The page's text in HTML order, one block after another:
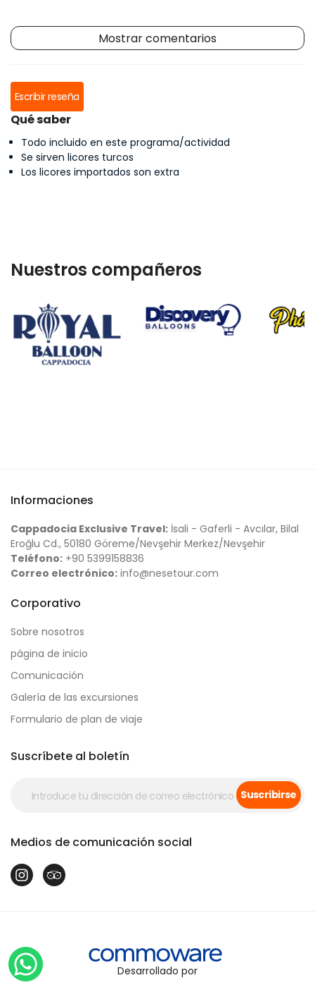
Mostrar comentarios
Escribir reseña
Qué saber
Todo incluido en este programa/actividad
Se sirven licores turcos
Los licores importados son extra
Nuestros compañeros
Informaciones
Cappadocia Exclusive Travel: İsali - Gaferli - Avcılar, Bilal
Eroğlu Cd., 50180 Göreme/Nevşehir Merkez/Nevşehir
Teléfono: +90 5399158836
Correo electrónico: info@nesetour.com
Corporativo
Sobre nosotros
página de inicio
Comunicación
Galería de las excursiones
Formulario de plan de viaje
Suscríbete al boletín
Suscribirse
Medios de comunicación social
Desarrollado por